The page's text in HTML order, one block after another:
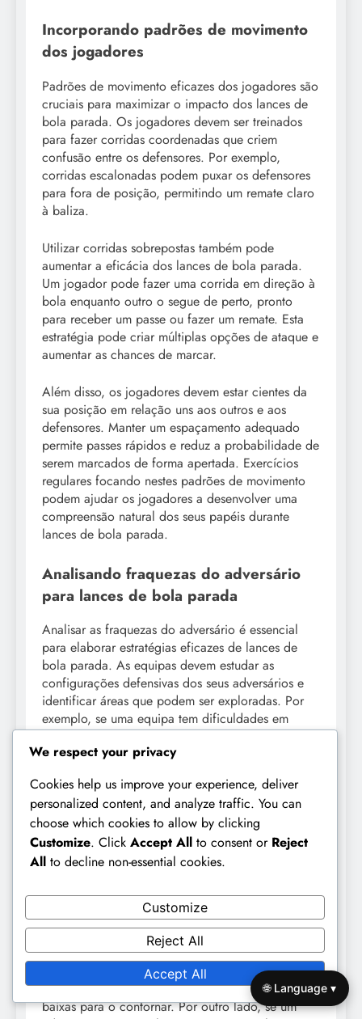
Incorporando padrões de movimento
dos jogadores
Padrões de movimento eficazes dos jogadores são
cruciais para maximizar o impacto dos lances de
bola parada. Os jogadores devem ser treinados
para fazer corridas coordenadas que criem
confusão entre os defensores. Por exemplo,
corridas escalonadas podem puxar os defensores
para fora de posição, permitindo um remate claro
à baliza.
Utilizar corridas sobrepostas também pode
aumentar a eficácia dos lances de bola parada.
Um jogador pode fazer uma corrida em direção à
bola enquanto outro o segue de perto, pronto
para receber um passe ou fazer um remate. Esta
estratégia pode criar múltiplas opções de ataque e
aumentar as chances de marcar.
Além disso, os jogadores devem estar cientes da
sua posição em relação uns aos outros e aos
defensores. Manter um espaçamento adequado
permite passes rápidos e reduz a probabilidade de
serem marcados de forma apertada. Exercícios
regulares focando nestes padrões de movimento
podem ajudar os jogadores a desenvolver uma
compreensão natural dos seus papéis durante
lances de bola parada.
Analisando fraquezas do adversário
para lances de bola parada
Analisar as fraquezas do adversário é essencial
para elaborar estratégias eficazes de lances de
bola parada. As equipas devem estudar as
configurações defensivas dos seus adversários e
identificar áreas que podem ser exploradas. Por
exemplo, se uma equipa tem dificuldades em
marcar durante cantos, direcionar-se para essa
fraqueza pode levar a oportunidades de golo.
Os treinadores podem reunir dados sobre os
adversários revendo gravações de jogos e
estatísticas. Observar como os adversários reagem
a diferentes cenários de lances de bola parada
pode fornecer informações valiosas. Esta análise
adaptadas para explorar estas fraquezas.
Além disso, as equipas devem adaptar as suas
estratégias de lances de bola parada com base no
pessoal do adversário. Se um defensor é
particularmente alto ou forte, considere usar bolas
baixas para o contornar. Por outro lado, se um
We respect your privacy
Cookies help us improve your experience, deliver
personalized content, and analyze traffic. You can
choose which cookies to allow by clicking
Customize. Click Accept All to consent or Reject
All to decline non-essential cookies.
Customize
Reject All
Accept All
🌐 Language ▾